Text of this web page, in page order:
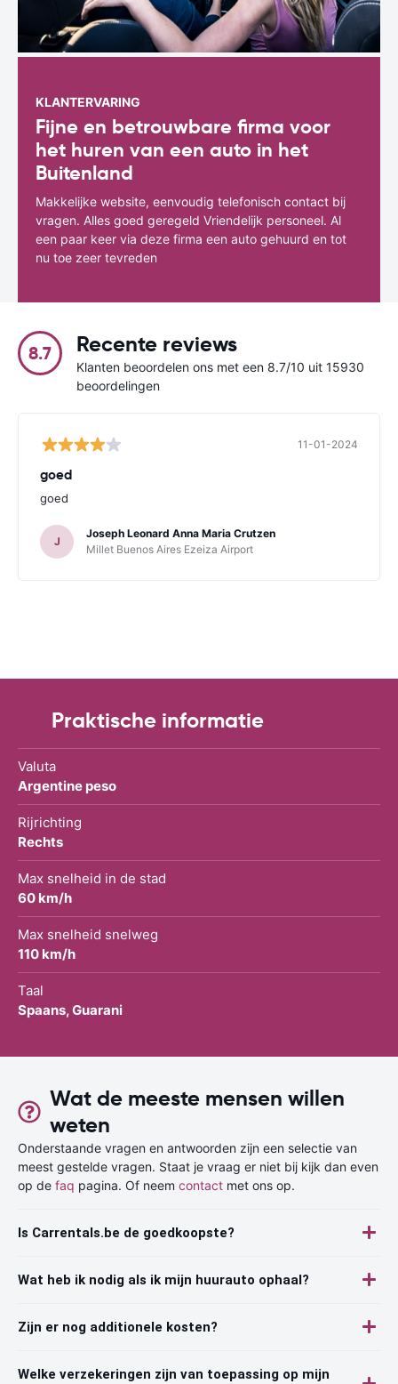
KLANTERVARING
Fijne en betrouwbare firma voor
het huren van een auto in het
Buitenland
Makkelijke website, eenvoudig telefonisch contact bij
vragen. Alles goed geregeld Vriendelijk personeel. Al
een paar keer via deze firma een auto gehuurd en tot
nu toe zeer tevreden
8.7 Recente reviews
Klanten beoordelen ons met een 8.7/10 uit 15930
beoordelingen
11-01-2024
goed
goed
J
Joseph Leonard Anna Maria Crutzen
Millet Buenos Aires Ezeiza Airport
Praktische informatie
Valuta
Argentine peso
Rijrichting
Rechts
Max snelheid in de stad
60 km/h
Max snelheid snelweg
110 km/h
Taal
Spaans, Guarani
Wat de meeste mensen willen
weten
Onderstaande vragen en antwoorden zijn een selectie van
meest gestelde vragen. Staat je vraag er niet bij kijk dan even
op de faq pagina. Of neem contact met ons op.
Is Carrentals.be de goedkoopste?
Wat heb ik nodig als ik mijn huurauto ophaal?
Zijn er nog additionele kosten?
Welke verzekeringen zijn van toepassing op mijn